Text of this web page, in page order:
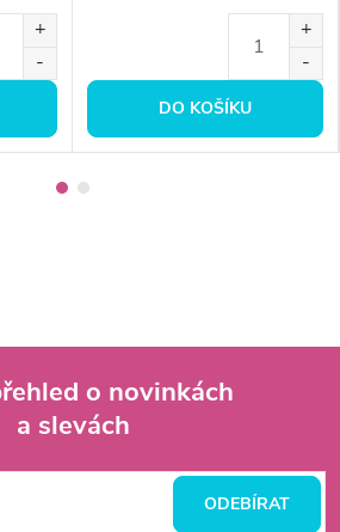
DO KOŠÍKU
o novinkách
a slevách
ODEBÍRAT